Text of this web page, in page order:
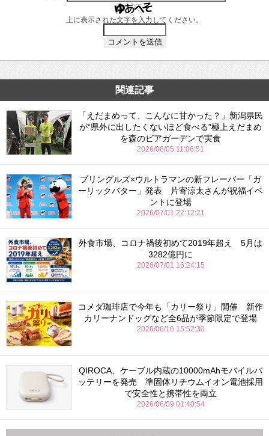
上に表示された文字を入力してください。
関連記事
「えだまめって、こんなに甘かった？」新潟県民
が“県外に出したくないほど食べる”極上えだまめ
を森のビアガーデンで実食
2026/08/05 11:06:51
プリングルズ×ウルトラマンの新フレーバー「ガ
ーリックバター」発表 片寄涼太さんが祝福イベ
ントに登場
2026/07/01 22:12:21
外食市場、コロナ禍後初めて2019年超え 5月は
3282億円に
2026/07/01 16:24:15
コメダ珈琲店で今年も「カリー祭り」開催 新作
カリーナンドッグなど全6品が季節限定で登場
2026/06/16 15:52:30
QIROCA、ケーブル内蔵の10000mAhモバイルバ
ッテリーを発売 準固体リチウムイオン電池採用
で安全性と携帯性を両立
2026/06/09 01:40:54